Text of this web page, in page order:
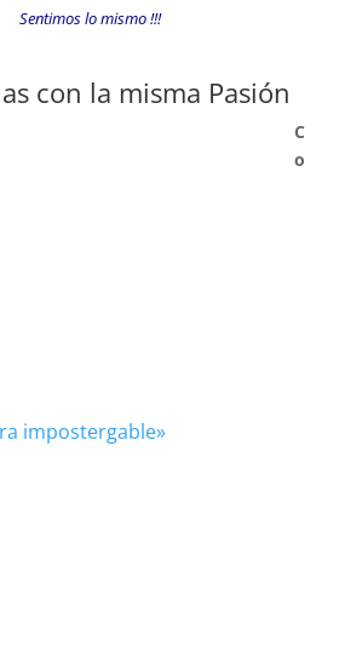
Sentimos lo mismo !!!
con la misma Pasión
impostergable»
C
o